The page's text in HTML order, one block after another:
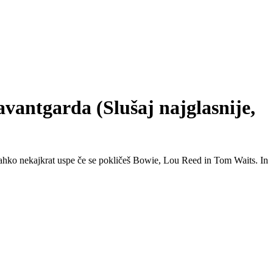
(Slušaj najglasnije,
nekajkrat uspe če se pokličeš Bowie, Lou Reed in Tom Waits. In